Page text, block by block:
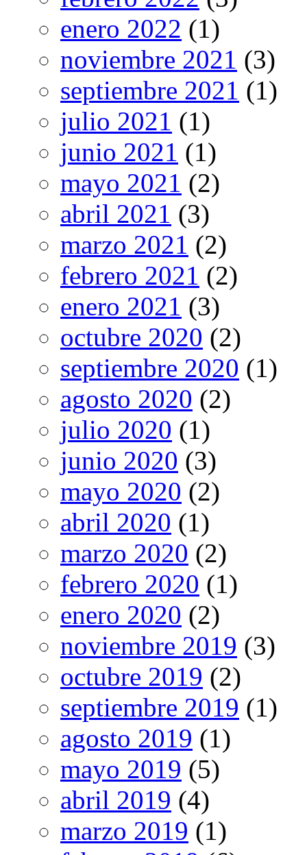
enero 2022 (1)
noviembre 2021 (3)
septiembre 2021 (1)
julio 2021 (1)
junio 2021 (1)
mayo 2021 (2)
abril 2021 (3)
marzo 2021 (2)
febrero 2021 (2)
enero 2021 (3)
octubre 2020 (2)
septiembre 2020 (1)
agosto 2020 (2)
julio 2020 (1)
junio 2020 (3)
mayo 2020 (2)
abril 2020 (1)
marzo 2020 (2)
febrero 2020 (1)
enero 2020 (2)
noviembre 2019 (3)
octubre 2019 (2)
septiembre 2019 (1)
agosto 2019 (1)
mayo 2019 (5)
abril 2019 (4)
marzo 2019 (1)